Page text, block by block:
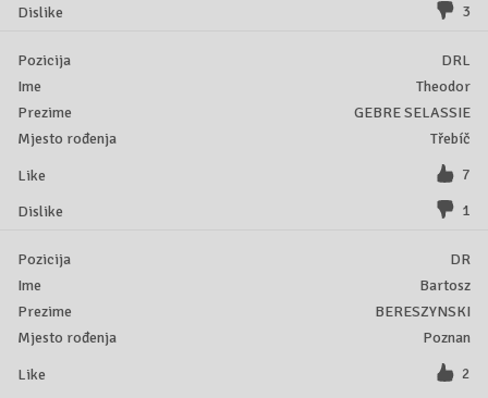
3
DRL
Theodor
GEBRE SELASSIE
Třebíč
7
1
DR
Bartosz
BERESZYNSKI
Poznan
2